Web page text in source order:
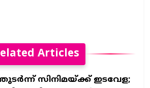
Articles
സിനിമയ്ക്ക് ഇടവേള;